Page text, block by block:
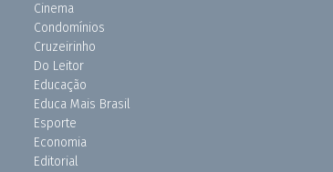
Cinema
Condomínios
Cruzeirinho
Do Leitor
Educação
Educa Mais Brasil
Esporte
Economia
Editorial